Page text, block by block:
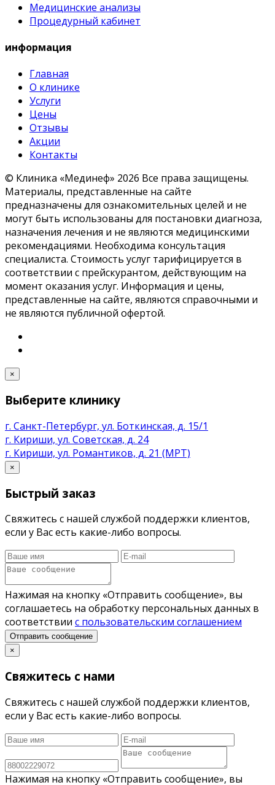
Медицинские анализы
Процедурный кабинет
информация
Главная
О клинике
Услуги
Цены
Отзывы
Акции
Контакты
© Клиника «Мединеф» 2026 Все права защищены.
Материалы, представленные на сайте
предназначены для ознакомительных целей и не
могут быть использованы для постановки диагноза,
назначения лечения и не являются медицинскими
рекомендациями. Необходима консультация
специалиста. Стоимость услуг тарифицируется в
соответствии с прейскурантом, действующим на
момент оказания услуг. Информация и цены,
представленные на сайте, являются справочными и
не являются публичной офертой.
×
Выберите клинику
г. Санкт-Петербург, ул. Боткинская, д. 15/1
г. Кириши, ул. Советская, д. 24
г. Кириши, ул. Романтиков, д. 21 (МРТ)
×
Быстрый заказ
Свяжитесь с нашей службой поддержки клиентов,
если у Вас есть какие-либо вопросы.
Нажимая на кнопку «Отправить сообщение», вы
соглашаетесь на обработку персональных данных в
соответствии с пользовательским соглашением
Отправить сообщение
×
Свяжитесь с нами
Свяжитесь с нашей службой поддержки клиентов,
если у Вас есть какие-либо вопросы.
Нажимая на кнопку «Отправить сообщение», вы